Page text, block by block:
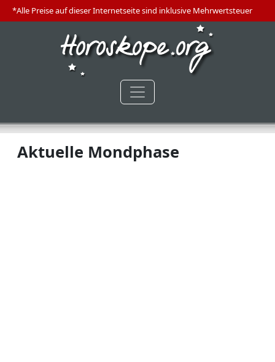
*Alle Preise auf dieser Internetseite sind inklusive Mehrwertsteuer
Aktuelle Mondphase